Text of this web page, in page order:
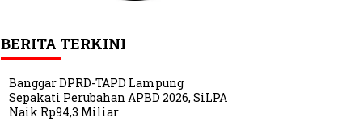
BERITA TERKINI
Banggar DPRD-TAPD Lampung
Sepakati Perubahan APBD 2026, SiLPA
Naik Rp94,3 Miliar